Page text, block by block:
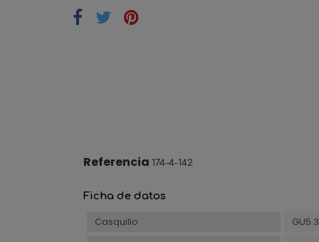
Referencia 174-4-142
Ficha de datos
Casquillo GU5.3